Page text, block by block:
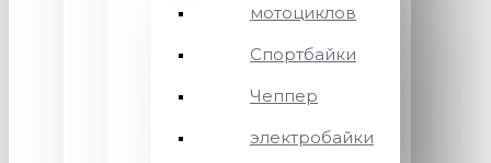
мотоциклов
Спортбайки
Чеппер
электробайки